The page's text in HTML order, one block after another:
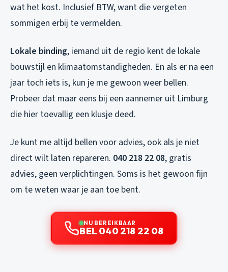
wat het kost. Inclusief BTW, want die vergeten
sommigen erbij te vermelden.
Lokale binding, iemand uit de regio kent de lokale
bouwstijl en klimaatomstandigheden. En als er na een
jaar toch iets is, kun je me gewoon weer bellen.
Probeer dat maar eens bij een aannemer uit Limburg
die hier toevallig een klusje deed.
Je kunt me altijd bellen voor advies, ook als je niet
direct wilt laten repareren. 040 218 22 08, gratis
advies, geen verplichtingen. Soms is het gewoon fijn
om te weten waar je aan toe bent.
NU BEREIKBAAR
BEL 040 218 22 08